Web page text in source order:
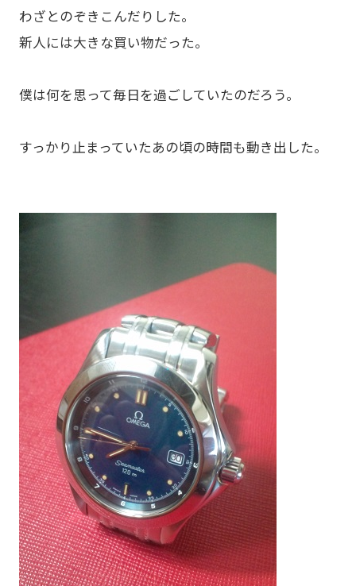
わざとのぞきこんだりした。
新人には大きな買い物だった。
僕は何を思って毎日を過ごしていたのだろう。
すっかり止まっていたあの頃の時間も動き出した。